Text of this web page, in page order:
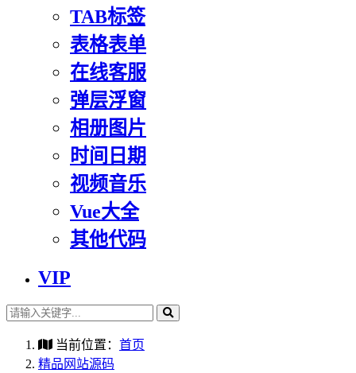
TAB标签
表格表单
在线客服
弹层浮窗
相册图片
时间日期
视频音乐
Vue大全
其他代码
VIP
当前位置： 首页
精品网站源码